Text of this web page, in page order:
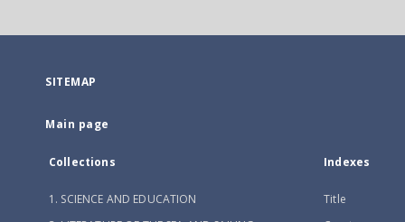
SITEMAP
Main page
Collections
1. SCIENCE AND EDUCATION
Indexes
Title